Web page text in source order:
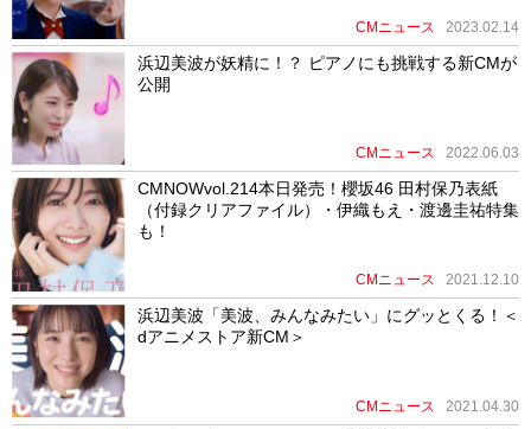
CMニュース 2023.02.14
浜辺美波が妖精に！？ ピアノにも挑戦する新CMが
公開
CMニュース 2022.06.03
CMNOWvol.214本日発売！櫻坂46 田村保乃表紙
（付録クリアファイル）・伊織もえ・渡邊圭祐特集
も！
CMニュース 2021.12.10
浜辺美波「美波、みんなみたい」にグッとくる！＜
dアニメストア新CM＞
CMニュース 2021.04.30